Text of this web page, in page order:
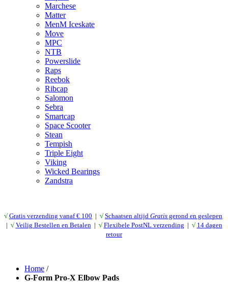
Marchese
Matter
MenM Iceskate
Move
MPC
NTB
Powerslide
Raps
Reebok
Ribcap
Salomon
Sebra
Smartcap
Space Scooter
Stean
Tempish
Triple Eight
Viking
Wicked Bearings
Zandstra
√ Gratis verzending vanaf € 100 | √ Schaatsen altijd Gratis gerond en geslepen
| √ Veilig Bestellen en Betalen | √ Flexibele PostNL verzending | √ 14 dagen
retour
Home /
G-Form Pro-X Elbow Pads